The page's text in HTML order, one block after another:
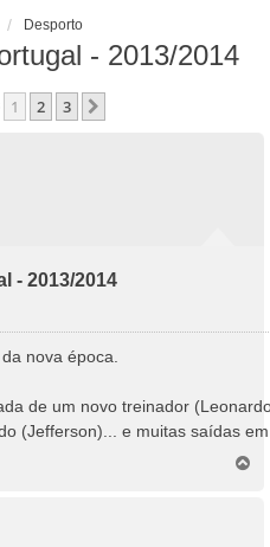
Desporto
- 2013/2014
1 2 3
- 2013/2014
nova época.
de um novo treinador
(Jefferson)... e muitas saídas em